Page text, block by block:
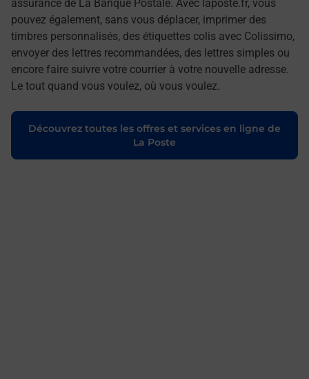
assurance de La Banque Postale. Avec laposte.fr, vous
pouvez également, sans vous déplacer, imprimer des
timbres personnalisés, des étiquettes colis avec Colissimo,
envoyer des lettres recommandées, des lettres simples ou
encore faire suivre votre courrier à votre nouvelle adresse.
Le tout quand vous voulez, où vous voulez.
Découvrez toutes les offres et services en ligne de
La Poste